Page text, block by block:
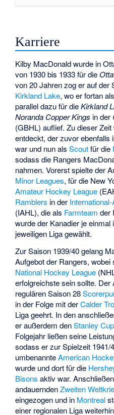
Karriere
Kilby MacDonald wurde in
von 1930 bis 1933 für die
von 20 Jahren zog er auf der
Kirkland Lake, wo er fortan als
parallel dazu für dieKirkland
Noranda Copper Kings in der
(GBHL) auflief. Zu dieser
entdeckt, der zuvor ebenfalls
war und nun alsScoutfür die
sodass die Rangers
nahmen. Vorerst spielte der
Minor Leagues, für die New
Amateur Hockey League
Ramblers in der
(IAHL), die als Farmteam der
wurde der Kanadier je einmal
jeweiligen Liga gewählt.
Zur Saison 1939/40 gelang
Aufgebot der Rangers,
National Hockey League
erfolgreichste sein sollte. Der
regulären Saison 28
in der Folge mit derCalder
Liga geehrt. In den
er außerdem denStanley Cup
Folgejahr ließen seine
sodass er zur Spielzeit
umbenannteAmerican
wurde und dort für die
Bisons aktiv war.
andauerndenZweiten
eingezogen und in Montreal
einer regionalen Liga